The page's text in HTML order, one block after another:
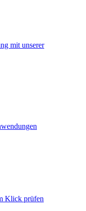
mit unserer
Klick prüfen